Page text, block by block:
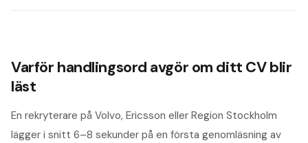
Varför handlingsord avgör om ditt CV blir
läst
En rekryterare på Volvo, Ericsson eller Region Stockholm
lägger i snitt 6–8 sekunder på en första genomläsning av